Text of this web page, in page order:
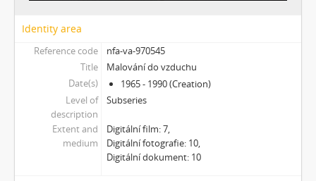
[Subseries] Musica Picta – Čas veselosti
[Subseries] Magnety
[Subseries] Wet Video
[Subseries] Muránská Zdychava
[Subseries] Meditace
[Subseries] O velikosti významu
[Subseries] Dead or Alive 2
[Subseries] Bílá skála
Identity area
Reference code
nfa-va-970545
Title
Malování do vzduchu
Date(s)
1965 - 1990 (Creation)
Level of
description
Subseries
Extent and
medium
Digitální film: 7,
Digitální fotografie: 10,
Digitální dokument: 10